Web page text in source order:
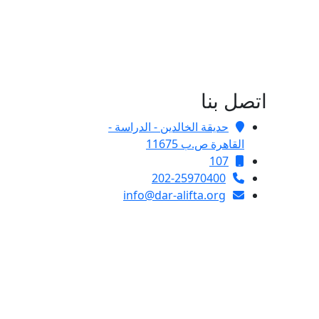
اتصل بنا
حديقة الخالدين - الدراسة -
القاهرة ص.ب 11675
107
202-25970400
info@dar-alifta.org